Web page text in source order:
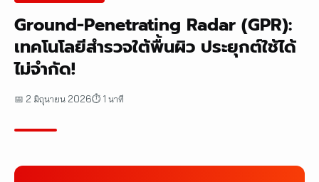
Ground-Penetrating Radar (GPR):
เทคโนโลยีสำรวจใต้พื้นผิว ประยุกต์ใช้ได้
ไม่จำกัด!
📅 2 มิถุนายน 2026⏱ 1 นาที